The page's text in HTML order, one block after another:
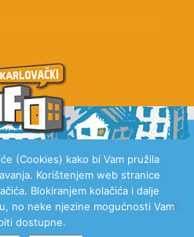
NAMA
(Cookies) kako bi Vam pružila
Korištenjem web stranice
Blokiranjem kolačića i dalje
no neke njezine mogućnosti Vam
dostupne.